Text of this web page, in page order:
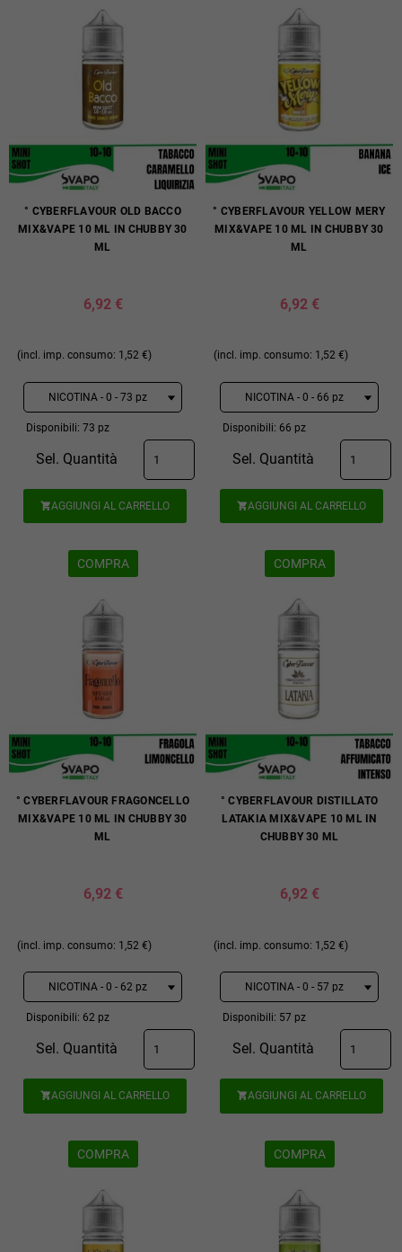
° CYBERFLAVOUR OLD BACCO
MIX&VAPE 10 ML IN CHUBBY 30
ML
6,92 €
(incl. imp. consumo: 1,52 €)
Disponibili: 73 pz
Sel. Quantità
AGGIUNGI AL CARRELLO
COMPRA
° CYBERFLAVOUR YELLOW MERY
MIX&VAPE 10 ML IN CHUBBY 30
ML
6,92 €
(incl. imp. consumo: 1,52 €)
Disponibili: 66 pz
Sel. Quantità
AGGIUNGI AL CARRELLO
COMPRA
° CYBERFLAVOUR FRAGONCELLO
MIX&VAPE 10 ML IN CHUBBY 30
ML
6,92 €
(incl. imp. consumo: 1,52 €)
Disponibili: 62 pz
Sel. Quantità
AGGIUNGI AL CARRELLO
COMPRA
° CYBERFLAVOUR DISTILLATO
LATAKIA MIX&VAPE 10 ML IN
CHUBBY 30 ML
6,92 €
(incl. imp. consumo: 1,52 €)
Disponibili: 57 pz
Sel. Quantità
AGGIUNGI AL CARRELLO
COMPRA